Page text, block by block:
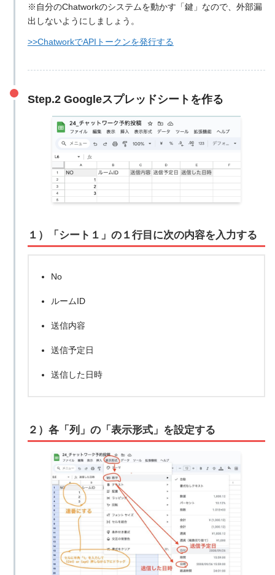
※自分のChatworkのシステムを動かす「鍵」なので、外部漏
出しないようにしましょう。
>>ChatworkでAPIトークンを発行する
Step.2 Googleスプレッドシートを作る
１）「シート１」の１行目に次の内容を入力する
No
ルームID
送信内容
送信予定日
送信した日時
２）各「列」の「表示形式」を設定する